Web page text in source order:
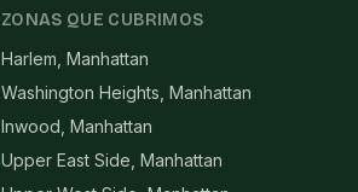
ZONAS QUE CUBRIMOS
Harlem, Manhattan
Washington Heights, Manhattan
Inwood, Manhattan
Upper East Side, Manhattan